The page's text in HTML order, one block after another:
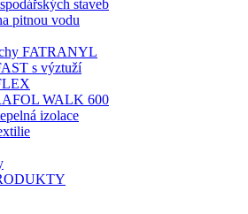
staveb
pitnou vodu
FATRANYL
s výztuží
WALK 600
izolace